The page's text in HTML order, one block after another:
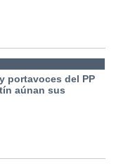
portavoces del PP
aúnan sus